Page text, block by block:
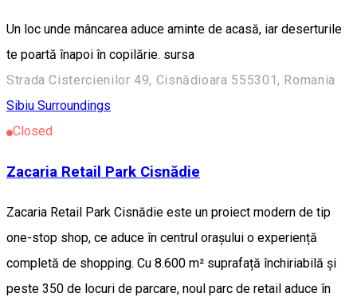
Un loc unde mâncarea aduce aminte de acasă, iar deserturile
te poartă înapoi în copilărie. sursa
Strada Cistercienilor 49, Cisnădioara 555301, Romania
Sibiu Surroundings
Closed
Zacaria Retail Park Cisnădie
Zacaria Retail Park Cisnădie este un proiect modern de tip
one-stop shop, ce aduce în centrul orașului o experiență
completă de shopping. Cu 8.600 m² suprafață închiriabilă și
peste 350 de locuri de parcare, noul parc de retail aduce în